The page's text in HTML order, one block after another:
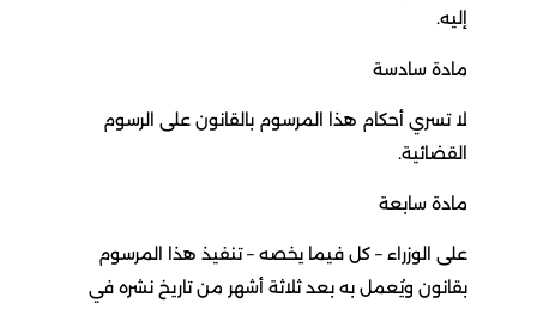
إليه.
مادة سادسة
لا تسري أحكام هذا المرسوم بالقانون على الرسوم
القضائية.
مادة سابعة
على الوزراء – كل فيما يخصه – تنفيذ هذا المرسوم
بقانون ويُعمل به بعد ثلاثة أشهر من تاريخ نشره في